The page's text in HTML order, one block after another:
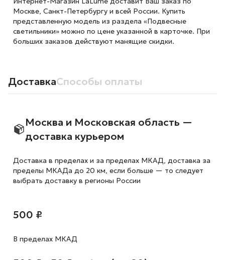
Москве, Санкт-Петербургу и всей России. Купить
представленную модель из раздела «Подвесные
светильники» можно по цене указанной в карточке. При
больших заказов действуют манящие скидки.
ДоставкаСпособы оплаты
Москва и Московская область —
доставка курьером
Доставка в пределах и за пределах МКАД, доставка за
пределы МКАДа до 20 км, если больше — то следует
выбрать доставку в регионы России
500 ₽
В пределах МКАД